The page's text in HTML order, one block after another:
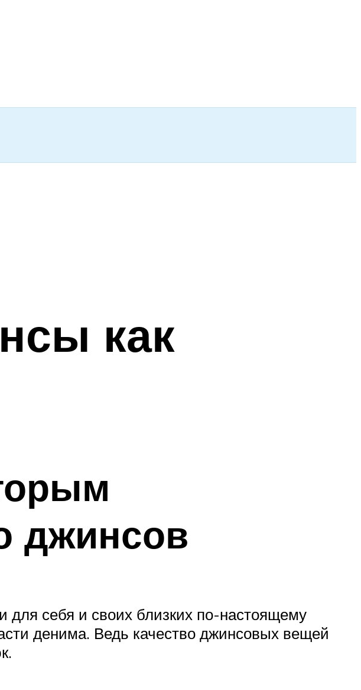
как
джинсов
для себя и своих близких по-настоящему
денима. Ведь качество джинсовых вещей